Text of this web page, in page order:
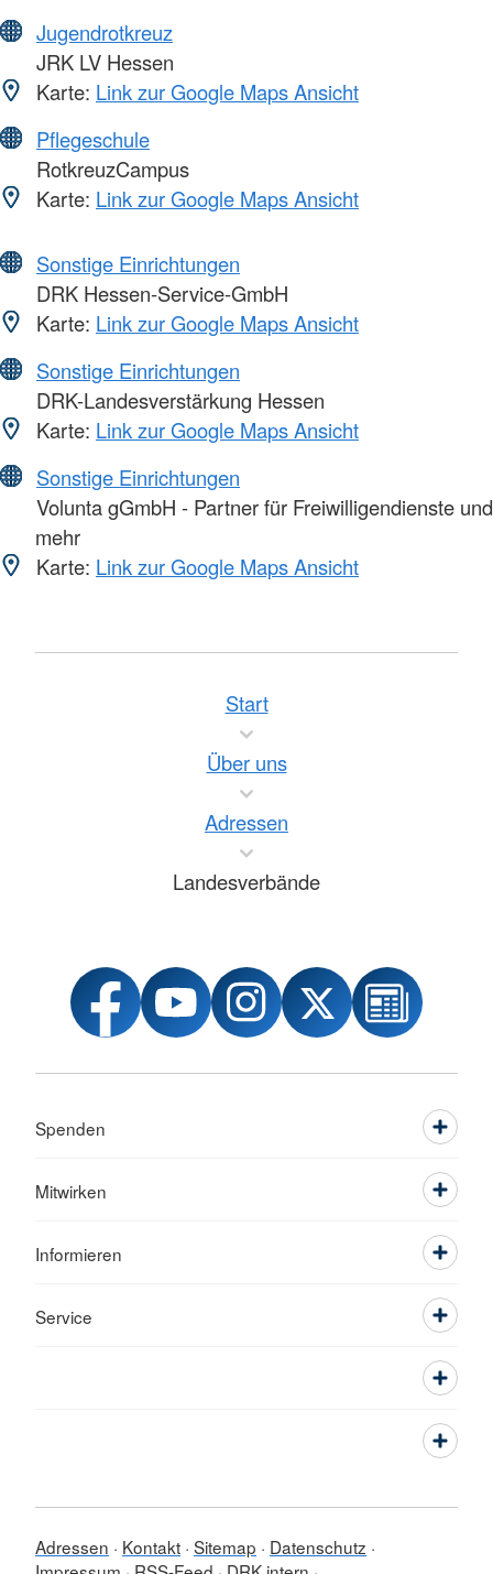
Jugendrotkreuz
JRK LV Hessen
Karte: Link zur Google Maps Ansicht
Pflegeschule
RotkreuzCampus
Karte: Link zur Google Maps Ansicht
Sonstige Einrichtungen
DRK Hessen-Service-GmbH
Karte: Link zur Google Maps Ansicht
Sonstige Einrichtungen
DRK-Landesverstärkung Hessen
Karte: Link zur Google Maps Ansicht
Sonstige Einrichtungen
Volunta gGmbH - Partner für Freiwilligendienste und
mehr
Karte: Link zur Google Maps Ansicht
Start
Über uns
Adressen
Landesverbände
Spenden
Mitwirken
Informieren
Service
Adressen Kontakt Sitemap
Datenschutz